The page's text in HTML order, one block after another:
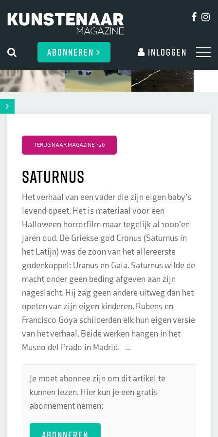
ABONNEREN Inloggen
TERUG NAAR MAGAZINE: 126
Saturnus
Het verhaal van een vader die zijn eigen baby’s
levend opeet. Het is materiaal voor een
Halloween horrorfilm maar tegelijk al 1000’en
jaren oud. De Griekse god Cronus (Saturnus in
het Latijn) was de zoon van het allereerste
godenkoppel: Uranus en Gaia. Saturnus wilde de
macht onder geen beding afgeven aan zijn
nageslacht. Hij zag geen andere uitweg dan het
opeten van zijn eigen kinderen. Rubens en
Francisco Goya schilderden elk hun eigen versie
van het verhaal. Beide werken hangen in het
Museo del Prado in Madrid. ...
Je moet abonnee zijn om dit artikel te
kunnen lezen. Hier kun je een gratis
abonnement nemen: